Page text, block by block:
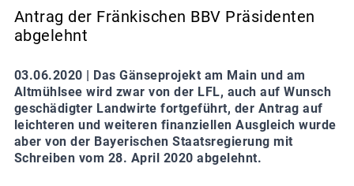
Antrag der Fränkischen BBV Präsidenten
abgelehnt
03.06.2020 |
Das Gänseprojekt am Main und am
Altmühlsee wird zwar von der LFL, auch auf Wunsch
geschädigter Landwirte fortgeführt, der Antrag auf
leichteren und weiteren finanziellen Ausgleich wurde
aber von der Bayerischen Staatsregierung mit
Schreiben vom 28. April 2020 abgelehnt.